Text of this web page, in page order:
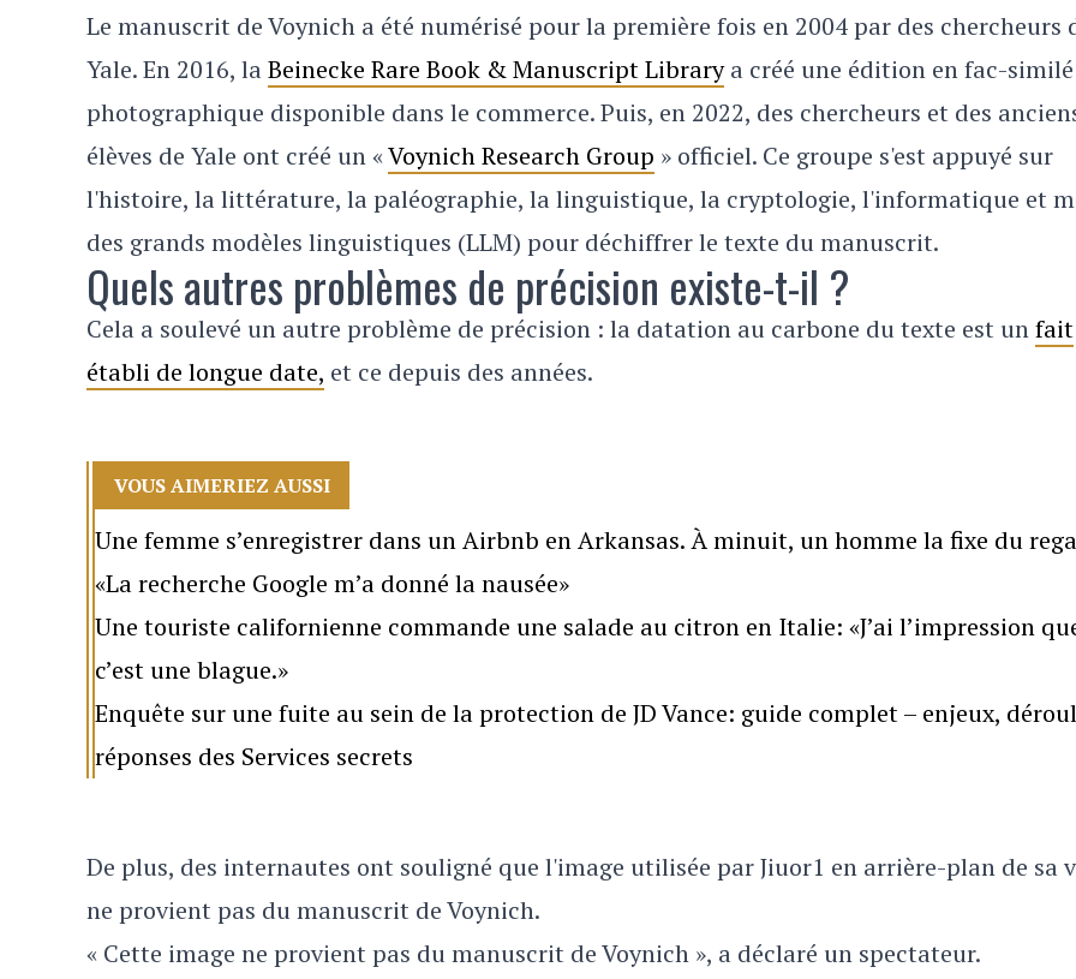
Le manuscrit de Voynich a été numérisé pour la première fois en 2004 par des chercheurs
Yale. En 2016, laBeinecke Rare Book & Manuscript Librarya créé une édition en fac-similé
photographique disponible dans le commerce. Puis, en 2022, des chercheurs et des
élèves de Yale ont créé un «Voynich Research Group » officiel. Ce groupe s'est appuyé sur
l'histoire, la littérature, la paléographie, la linguistique, la cryptologie, l'informatique et
des grands modèles linguistiques (LLM) pour déchiffrer le texte du manuscrit.
Quels autres problèmes de précision existe-t-il ?
Cela a soulevé un autre problème de précision : la datation au carbone du texte est unfait
établi de longue date, et ce depuis des années.
VOUS AIMERIEZ AUSSI
Une femme s’enregistrer dans un Airbnb en Arkansas. À minuit, un homme la fixe du
«La recherche Google m’a donné la nausée»
Une touriste californienne commande une salade au citron en Italie: «J’ai l’impression
c’est une blague.»
Enquête sur une fuite au sein de la protection de JD Vance: guide complet – enjeux,
réponses des Services secrets
De plus, des internautes ont souligné que l'image utilisée par Jiuor1 en arrière-plan de sa
ne provient pas du manuscrit de Voynich.
« Cette image ne provient pas du manuscrit de Voynich », a déclaré un spectateur.